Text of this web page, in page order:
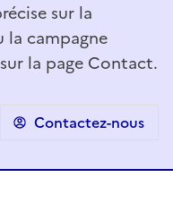
sur la
la campagne
la page Contact.
Contactez-nous